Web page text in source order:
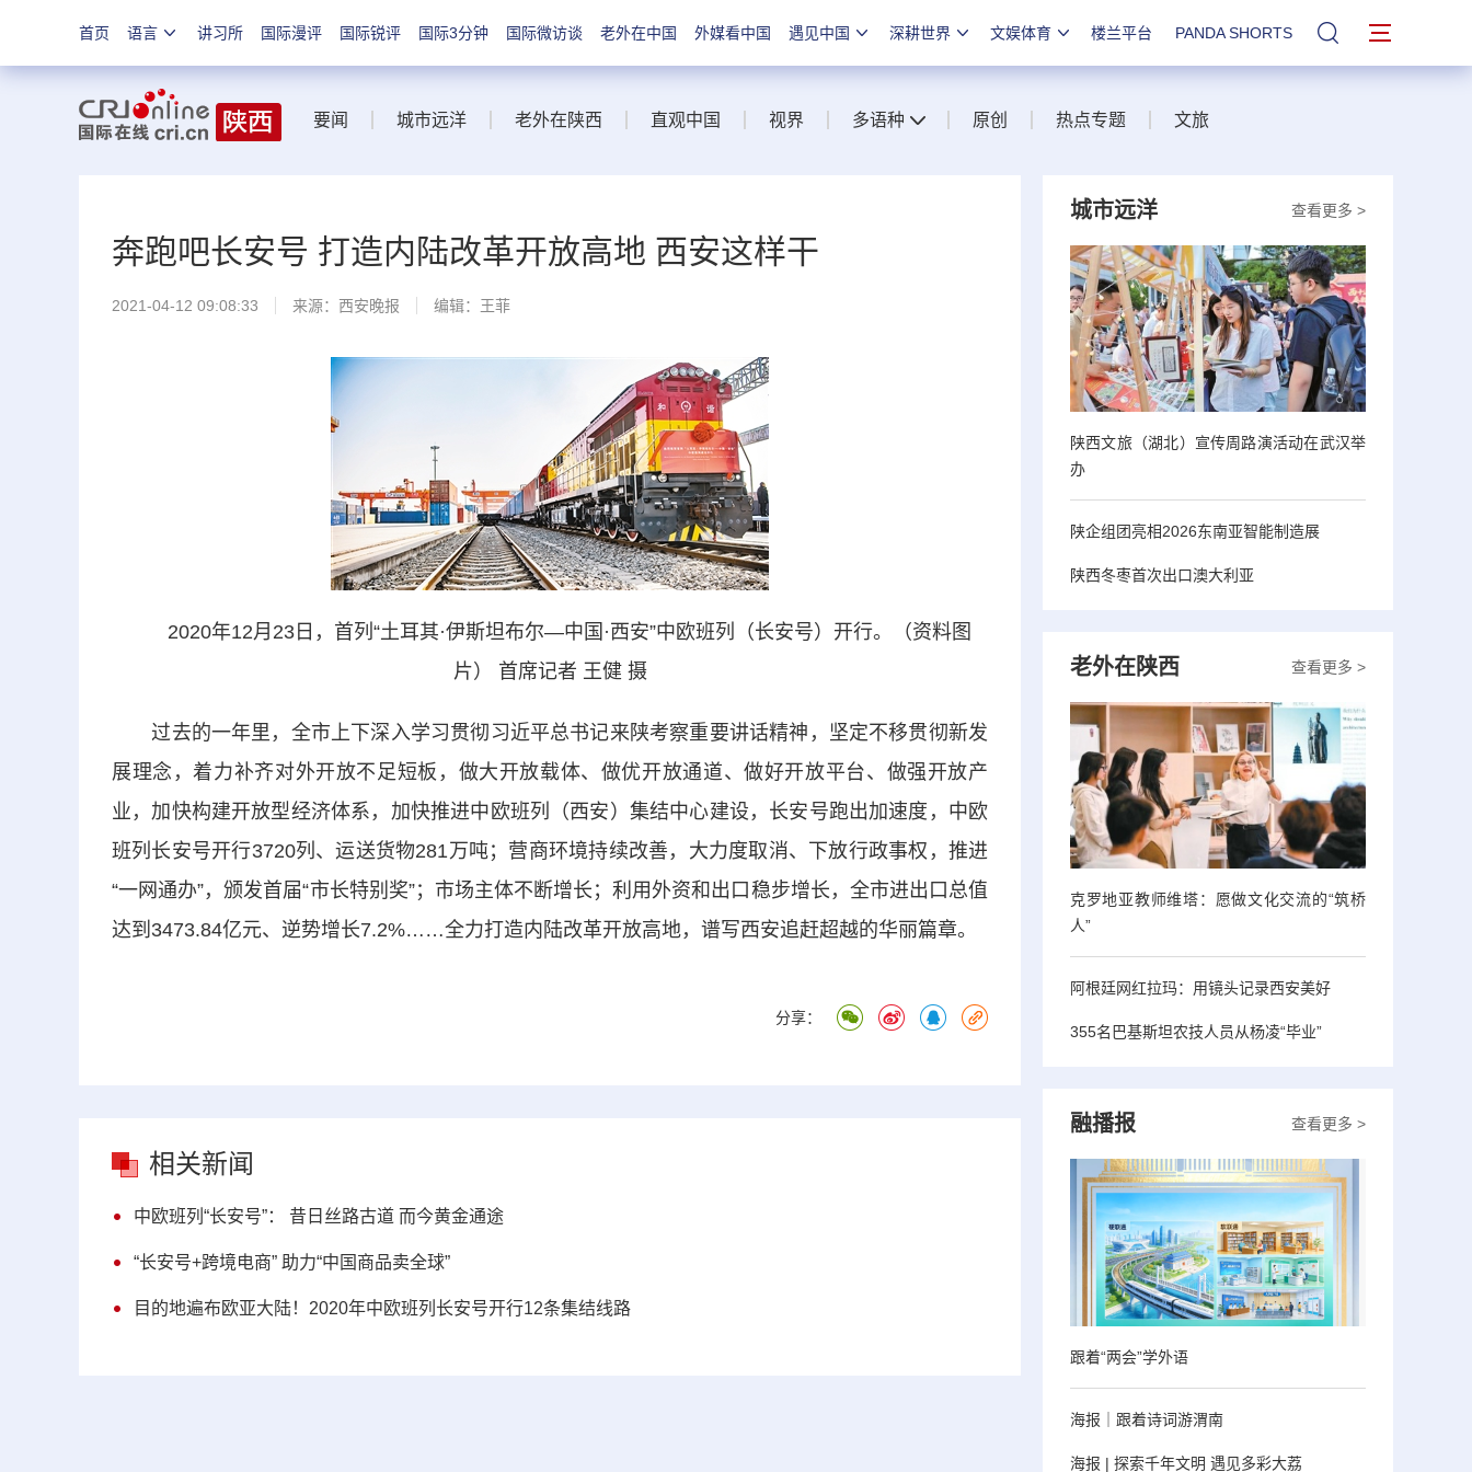
首页 语言 讲习所 国际漫评 国际锐评 国际3分钟 国际微访谈 老外在中国 外媒看中国 遇见中国 深耕世界 文娱体育 楼兰平台 PANDA SHORTS 站内搜索
要闻 城市远洋 老外在陕西 直观中国 视界 多语种 原创 热点专题 文旅
奔跑吧长安号 打造内陆改革开放高地 西安这样干
2021-04-12 09:08:33 来源： 西安晚报 编辑：王菲
2020年12月23日，首列“土耳其·伊斯坦布尔—中国·西安”中欧班列（长安号）开行。（资料图
片） 首席记者 王健 摄
过去的一年里，全市上下深入学习贯彻习近平总书记来陕考察重要讲话精神，坚定不移贯彻新发
展理念，着力补齐对外开放不足短板，做大开放载体、做优开放通道、做好开放平台、做强开放产
业，加快构建开放型经济体系，加快推进中欧班列（西安）集结中心建设，长安号跑出加速度，中欧
班列长安号开行3720列、运送货物281万吨；营商环境持续改善，大力度取消、下放行政事权，推进
“一网通办”，颁发首届“市长特别奖”；市场主体不断增长；利用外资和出口稳步增长，全市进出口总值
达到3473.84亿元、逆势增长7.2%……全力打造内陆改革开放高地，谱写西安追赶超越的华丽篇章。
分享：
相关新闻
中欧班列“长安号”： 昔日丝路古道 而今黄金通途
“长安号+跨境电商” 助力“中国商品卖全球”
目的地遍布欧亚大陆！2020年中欧班列长安号开行12条集结线路
查看更多 >
城市远洋
陕西文旅（湖北）宣传周路演活动在武汉举
办
陕企组团亮相2026东南亚智能制造展
陕西冬枣首次出口澳大利亚
查看更多 >
老外在陕西
克罗地亚教师维塔：愿做文化交流的“筑桥
人”
阿根廷网红拉玛：用镜头记录西安美好
355名巴基斯坦农技人员从杨凌“毕业”
查看更多 >
融播报
跟着“两会”学外语
海报｜跟着诗词游渭南
海报 | 探索千年文明 遇见多彩大荔